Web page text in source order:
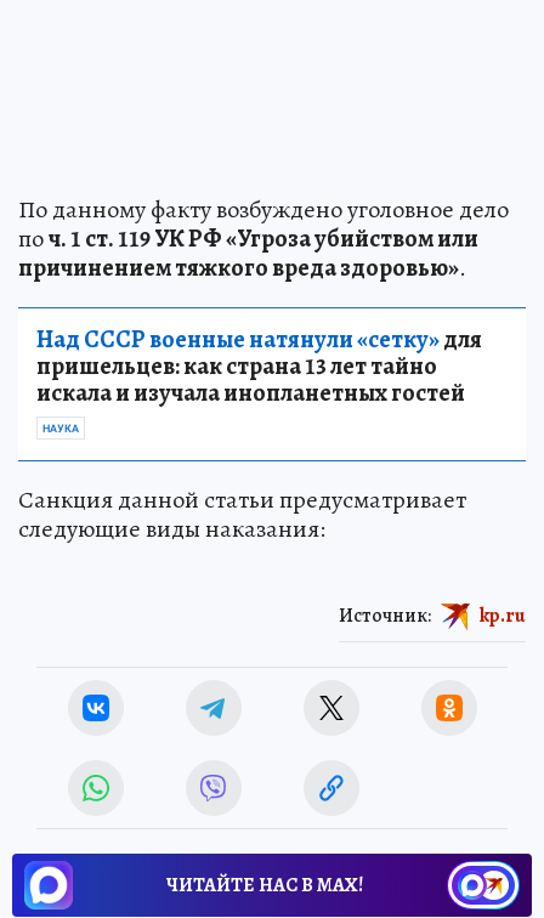
По данному факту возбуждено уголовное дело
поч. 1 ст. 119 УК РФ «Угроза убийством или
причинением тяжкого вреда здоровью».
Над СССР военные натянули «сетку»для
пришельцев: как страна 13 лет тайно
искала и изучала инопланетных гостей
НАУКА
Санкция данной статьи предусматривает
следующие виды наказания:
Источник: kp.ru
ЧИТАЙТЕ НАС В МАХ!